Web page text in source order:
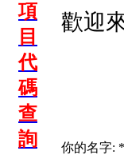
項
目
代
碼
查
詢
歡迎
你的名字: *